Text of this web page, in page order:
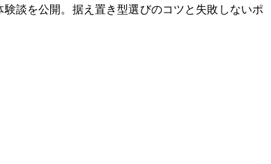
談を公開。据え置き型選びのコツと失敗しないポ